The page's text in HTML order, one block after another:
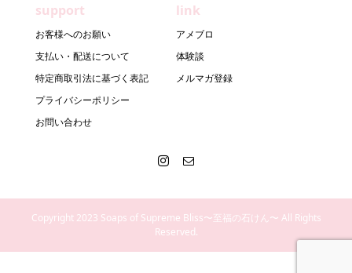
support
お客様へのお願い
支払い・配送について
特定商取引法に基づく表記
プライバシーポリシー
お問い合わせ
link
アメブロ
体験談
メルマガ登録
Copyright 2023 Soaps of Supreme Bliss〜至福の石けん〜 All Rights
Reserved.